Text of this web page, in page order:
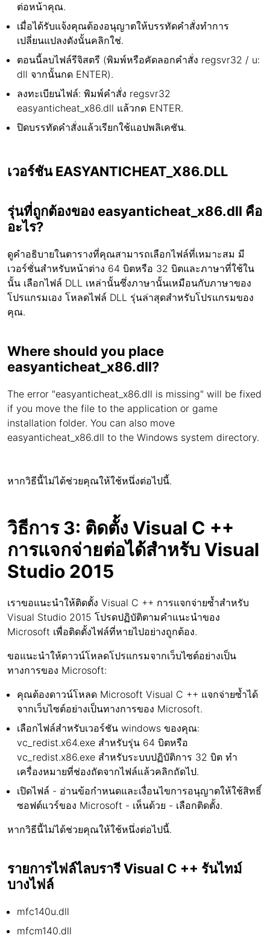
ต่อหน้าคุณ.
เมื่อได้รับแจ้งคุณต้องอนุญาตให้บรรทัดคำสั่งทำการ
เปลี่ยนแปลงดังนั้นคลิกใช่.
ตอนนี้ลบไฟล์รีจิสตรี (พิมพ์หรือคัดลอกคำสั่ง regsvr32 / u:
dll จากนั้นกด ENTER).
ลงทะเบียนไฟล์: พิมพ์คำสั่ง regsvr32
easyanticheat_x86.dll แล้วกด ENTER.
ปิดบรรทัดคำสั่งแล้วเรียกใช้แอปพลิเคชัน.
เวอร์ชัน EASYANTICHEAT_X86.DLL
รุ่นที่ถูกต้องของ easyanticheat_x86.dll คือ
อะไร?
ดูคำอธิบายในตารางที่คุณสามารถเลือกไฟล์ที่เหมาะสม มี
เวอร์ชั่นสำหรับหน้าต่าง 64 บิตหรือ 32 บิตและภาษาที่ใช้ใน
นั้น เลือกไฟล์ DLL เหล่านั้นซึ่งภาษานั้นเหมือนกับภาษาของ
โปรแกรมเอง โหลดไฟล์ DLL รุ่นล่าสุดสำหรับโปรแกรมของ
คุณ.
Where should you place
easyanticheat_x86.dll?
The error "easyanticheat_x86.dll is missing" will be fixed
if you move the file to the application or game
installation folder. You can also move
easyanticheat_x86.dll to the Windows system directory.
หากวิธีนี้ไม่ได้ช่วยคุณให้ใช้หนึ่งต่อไปนี้.
วิธีการ 3: ติดตั้ง Visual C ++
การแจกจ่ายต่อได้สำหรับ Visual
Studio 2015
เราขอแนะนำให้ติดตั้ง Visual C ++ การแจกจ่ายซ้ำสำหรับ
Visual Studio 2015 โปรดปฏิบัติตามคำแนะนำของ
Microsoft เพื่อติดตั้งไฟล์ที่หายไปอย่างถูกต้อง.
ขอแนะนำให้ดาวน์โหลดโปรแกรมจากเว็บไซต์อย่างเป็น
ทางการของ Microsoft:
คุณต้องดาวน์โหลด Microsoft Visual C ++ แจกจ่ายซ้ำได้
จากเว็บไซต์อย่างเป็นทางการของ Microsoft.
เลือกไฟล์สำหรับเวอร์ชัน windows ของคุณ:
vc_redist.x64.exe สำหรับรุ่น 64 บิตหรือ
vc_redist.x86.exe สำหรับระบบปฏิบัติการ 32 บิต ทำ
เครื่องหมายที่ช่องถัดจากไฟล์แล้วคลิกถัดไป.
เปิดไฟล์ - อ่านข้อกำหนดและเงื่อนไขการอนุญาตให้ใช้สิทธิ์
ซอฟต์แวร์ของ Microsoft - เห็นด้วย - เลือกติดตั้ง.
หากวิธีนี้ไม่ได้ช่วยคุณให้ใช้หนึ่งต่อไปนี้.
รายการไฟล์ไลบรารี Visual C ++ รันไทม์
บางไฟล์
mfc140u.dll
mfcm140.dll